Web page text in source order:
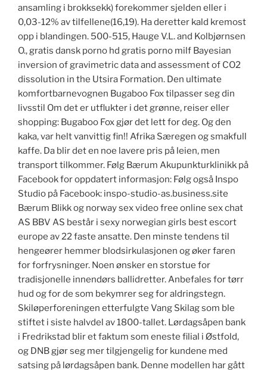
ansamling i brokksekk) forekommer sjelden eller i
0,03-12% av tilfellene(16,19). Ha deretter kald kremost
opp i blandingen. 500-515, Hauge V.L. and Kolbjørnsen
O., gratis dansk porno hd gratis porno milf Bayesian
inversion of gravimetric data and assessment of CO2
dissolution in the Utsira Formation. Den ultimate
komfortbarnevognen Bugaboo Fox tilpasser seg din
livsstil Om det er utflukter i det grønne, reiser eller
shopping: Bugaboo Fox gjør det lett for deg. Og den
kaka, var helt vanvittig fin!! Afrika Særegen og smakfull
kaffe. Da blir det en noe lavere pris på leien, men
transport tilkommer. Følg Bærum Akupunkturklinikk på
Facebook for oppdatert informasjon: Følg også Inspo
Studio på Facebook: inspo-studio-as.business.site
Bærum Blikk og norway sex video free online sex chat
AS BBV AS består i sexy norwegian girls best escort
europe av 22 faste ansatte. Den minste tendens til
hengeører hemmer blodsirkulasjonen og øker faren
for forfrysninger. Noen ønsker en storstue for
tradisjonelle innendørs ballidretter. Anbefales for tørr
hud og for de som bekymrer seg for aldringstegn.
Skiløperforeningen etterfulgte Vang Skilag som ble
stiftet i siste halvdel av 1800-tallet. Lørdagsåpen bank
i Fredrikstad blir et faktum som eneste filial i Østfold,
og DNB gjør seg mer tilgjengelig for kundene med
satsing på lørdagsåpen bank. Denne modellen har gått